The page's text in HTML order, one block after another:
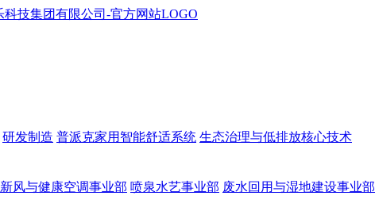
研发制造 普派克家用智能舒适系统 生态治理与低排放核心技术
新风与健康空调事业部 喷泉水艺事业部 废水回用与湿地建设事业部